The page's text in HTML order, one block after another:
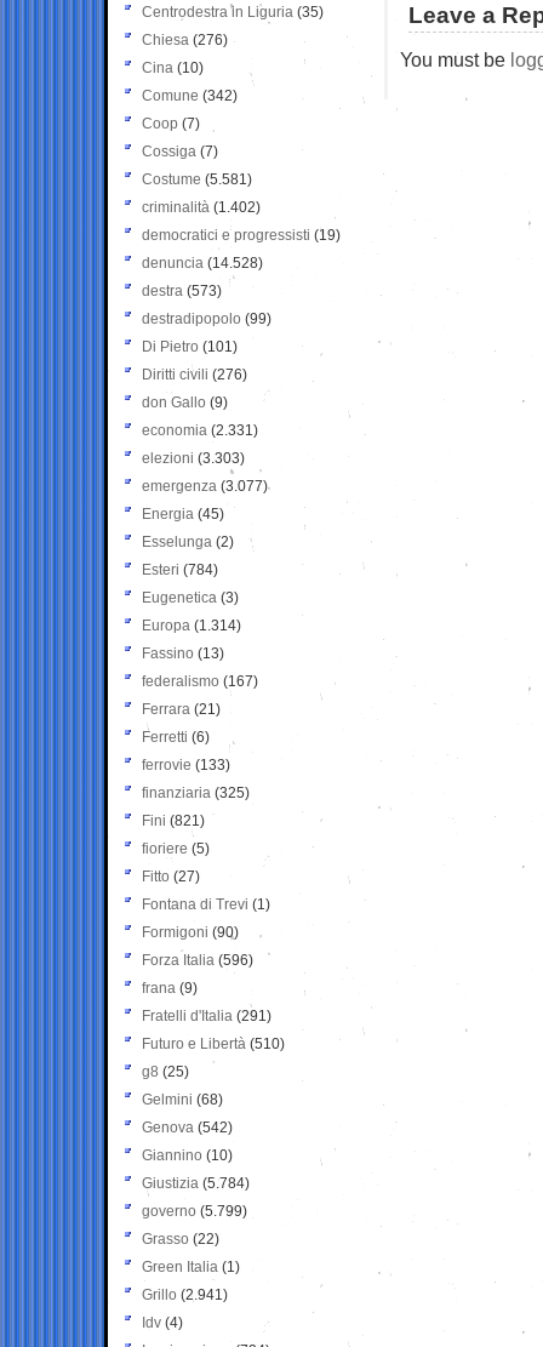
Leave a
You must be
Centrodestra in Liguria (35)
Chiesa (276)
Cina (10)
Comune (342)
Coop (7)
Cossiga (7)
Costume (5.581)
criminalità (1.402)
democratici e progressisti (19)
denuncia (14.528)
destra (573)
destradipopolo (99)
Di Pietro (101)
Diritti civili (276)
don Gallo (9)
economia (2.331)
elezioni (3.303)
emergenza (3.077)
Energia (45)
Esselunga (2)
Esteri (784)
Eugenetica (3)
Europa (1.314)
Fassino (13)
federalismo (167)
Ferrara (21)
Ferretti (6)
ferrovie (133)
finanziaria (325)
Fini (821)
fioriere (5)
Fitto (27)
Fontana di Trevi (1)
Formigoni (90)
Forza Italia (596)
frana (9)
Fratelli d'Italia (291)
Futuro e Libertà (510)
g8 (25)
Gelmini (68)
Genova (542)
Giannino (10)
Giustizia (5.784)
governo (5.799)
Grasso (22)
Green Italia (1)
Grillo (2.941)
Idv (4)